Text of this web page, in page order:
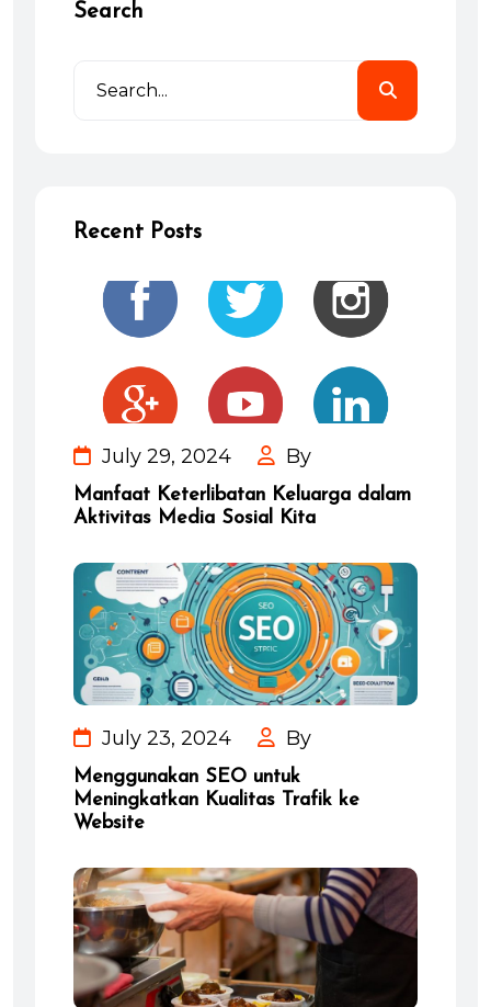
Search
Recent Posts
July 29, 2024 By
Manfaat Keterlibatan Keluarga dalam
Aktivitas Media Sosial Kita
July 23, 2024 By
Menggunakan SEO untuk
Meningkatkan Kualitas Trafik ke
Website